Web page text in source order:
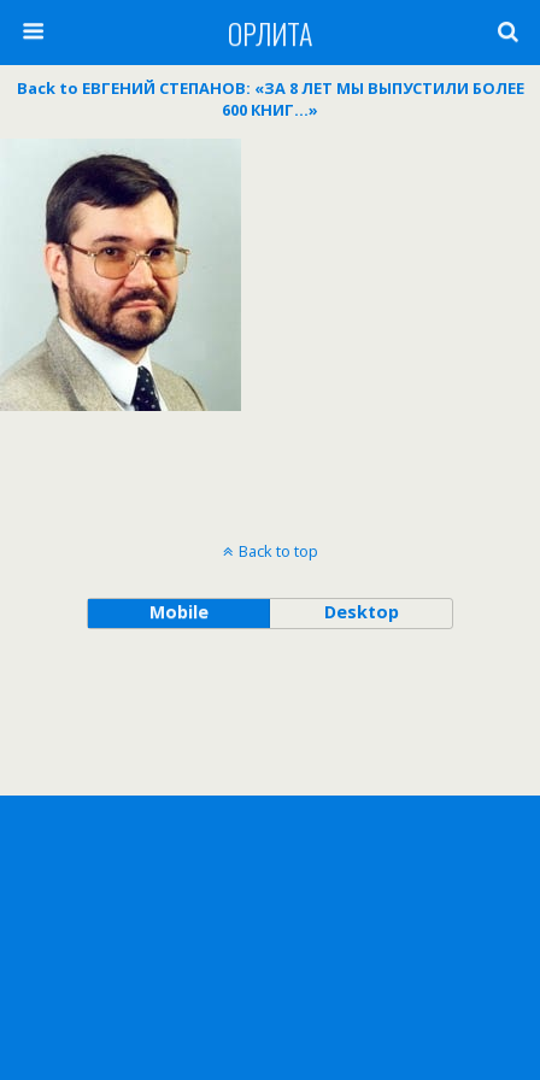
ОРЛИТА
Back to ЕВГЕНИЙ СТЕПАНОВ: «ЗА 8 ЛЕТ МЫ ВЫПУСТИЛИ БОЛЕЕ
600 КНИГ…»
Back to top
Mobile Desktop